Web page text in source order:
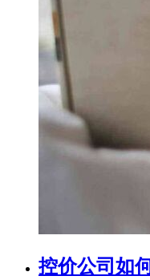
控价公司如